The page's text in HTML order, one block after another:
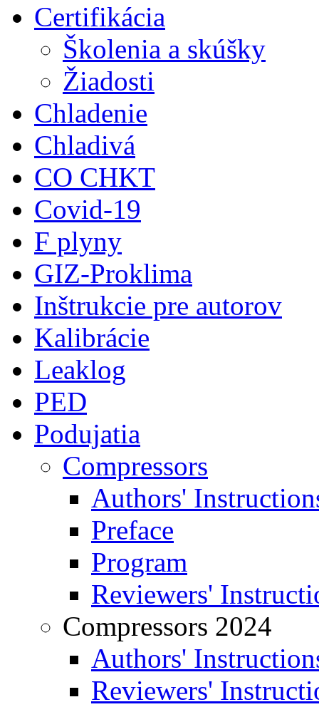
Certifikácia
Školenia a skúšky
Žiadosti
Chladenie
Chladivá
CO CHKT
Covid-19
F plyny
GIZ-Proklima
Inštrukcie pre autorov
Kalibrácie
Leaklog
PED
Podujatia
Compressors
Authors'
Preface
Program
Reviewers'
Compressors 2024
Authors'
Reviewers'